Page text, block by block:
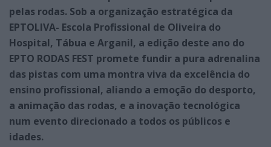
pelas rodas. Sob a organização estratégica da
EPTOLIVA- Escola Profissional de Oliveira do
Hospital, Tábua e Arganil, a edição deste ano do
EPTO RODAS FEST promete fundir a pura adrenalina
das pistas com uma montra viva da excelência do
ensino profissional, aliando a emoção do desporto,
a animação das rodas, e a inovação tecnológica
num evento direcionado a todos os públicos e
idades.